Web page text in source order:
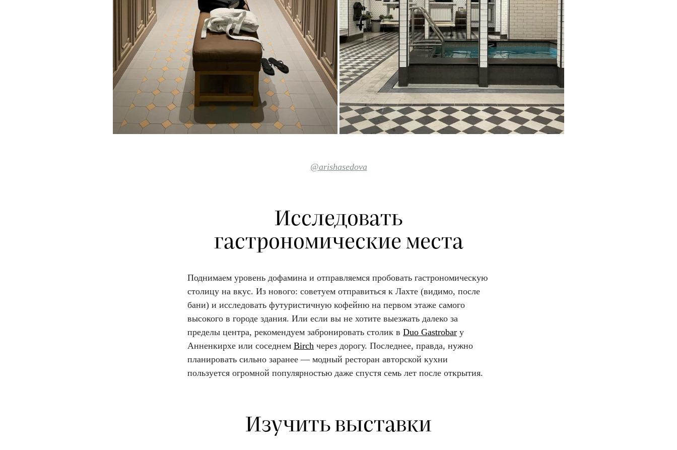
@arishasedova
Исследовать
гастрономические места
Поднимаем уровень дофамина и отправляемся пробовать гастрономическую
столицу на вкус. Из нового: советуем отправиться к Лахте (видимо, после
бани) и исследовать футуристичную кофейню на первом этаже самого
высокого в городе здания. Или если вы не хотите выезжать далеко за
пределы центра, рекомендуем забронировать столик в Duo Gastrobar у
Анненкирхе или соседнем Birch через дорогу. Последнее, правда, нужно
планировать сильно заранее — модный ресторан авторской кухни
пользуется огромной популярностью даже спустя семь лет после открытия.
Изучить выставки